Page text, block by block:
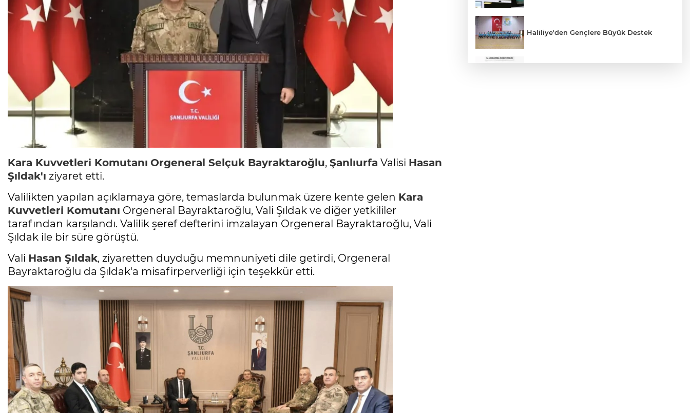
Kara Kuvvetleri Komutanı Orgeneral Selçuk Bayraktaroğlu, Şanlıurfa Valisi Hasan
Şıldak'ı ziyaret etti.
Valilikten yapılan açıklamaya göre, temaslarda bulunmak üzere kente gelen Kara
Kuvvetleri Komutanı Orgeneral Bayraktaroğlu, Vali Şıldak ve diğer yetkililer
tarafından karşılandı. Valilik şeref defterini imzalayan Orgeneral Bayraktaroğlu, Vali
Şıldak ile bir süre görüştü.
Vali Hasan Şıldak, ziyaretten duyduğu memnuniyeti dile getirdi, Orgeneral
Bayraktaroğlu da Şıldak'a misafirperverliği için teşekkür etti.
Haliliye'den Gençlere Büyük Destek